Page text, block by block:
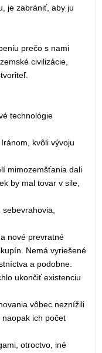
je zabrániť, aby ju
prečo s nami
civilizácie,
technológie
kvôli vývoju
mimozemšťania dali
by mal tovar v sile,
sebevrahovia,
nové prevratné
Nemá vyriešené
a podobne.
ukončiť existenciu
vôbec neznížili
ich počet
otroctvo, iné